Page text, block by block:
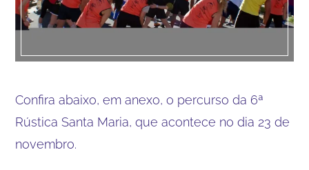
Confira abaixo, em anexo, o percurso da 6ª
Rústica Santa Maria, que acontece no dia 23 de
novembro.